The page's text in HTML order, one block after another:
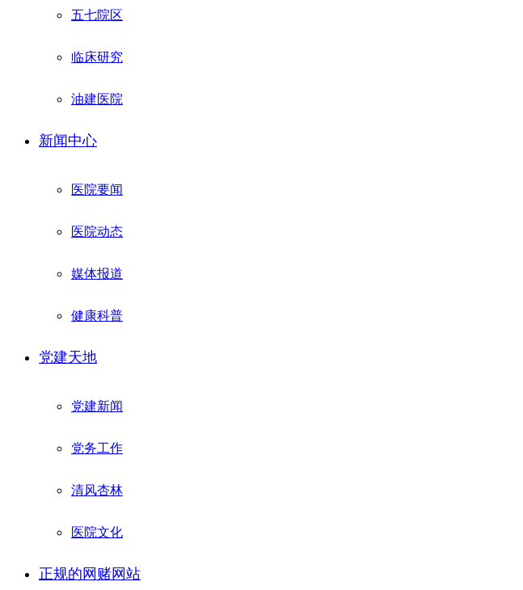
五七院区
临床研究
油建医院
新闻中心
医院要闻
医院动态
媒体报道
健康科普
党建天地
党建新闻
党务工作
清风杏林
医院文化
正规的网赌网站